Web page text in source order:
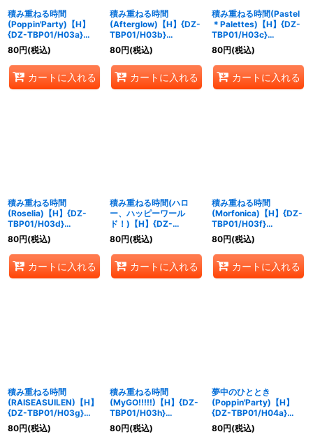
積み重ねる時間
(Poppin'Party)【H】
{DZ-TBP01/H03a}
《BanGDream!》
80円(税込)
カートに入れる
積み重ねる時間
(Afterglow)【H】{DZ-
TBP01/H03b}
《BanGDream!》
80円(税込)
カートに入れる
積み重ねる時間(Pastel
＊Palettes)【H】{DZ-
TBP01/H03c}
《BanGDream!》
80円(税込)
カートに入れる
積み重ねる時間
(Roselia)【H】{DZ-
TBP01/H03d}
《BanGDream!》
80円(税込)
カートに入れる
積み重ねる時間(ハロ
ー、ハッピーワール
ド！)【H】{DZ-
TBP01/H03e}
《BanGDream!》
80円(税込)
カートに入れる
積み重ねる時間
(Morfonica)【H】{DZ-
TBP01/H03f}
《BanGDream!》
80円(税込)
カートに入れる
積み重ねる時間
(RAISEASUILEN)【H】
{DZ-TBP01/H03g}
《BanGDream!》
80円(税込)
積み重ねる時間
(MyGO!!!!!)【H】{DZ-
TBP01/H03h}
《BanGDream!》
80円(税込)
夢中のひととき
(Poppin'Party)【H】
{DZ-TBP01/H04a}
《BanGDream!》
80円(税込)